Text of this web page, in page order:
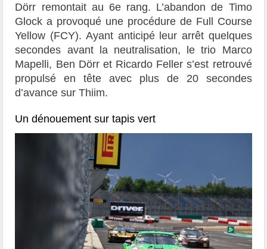
Dörr remontait au 6e rang. L’abandon de Timo
Glock a provoqué une procédure de Full Course
Yellow (FCY). Ayant anticipé leur arrêt quelques
secondes avant la neutralisation, le trio Marco
Mapelli, Ben Dörr et Ricardo Feller s’est retrouvé
propulsé en tête avec plus de 20 secondes
d’avance sur Thiim.
Un dénouement sur tapis vert